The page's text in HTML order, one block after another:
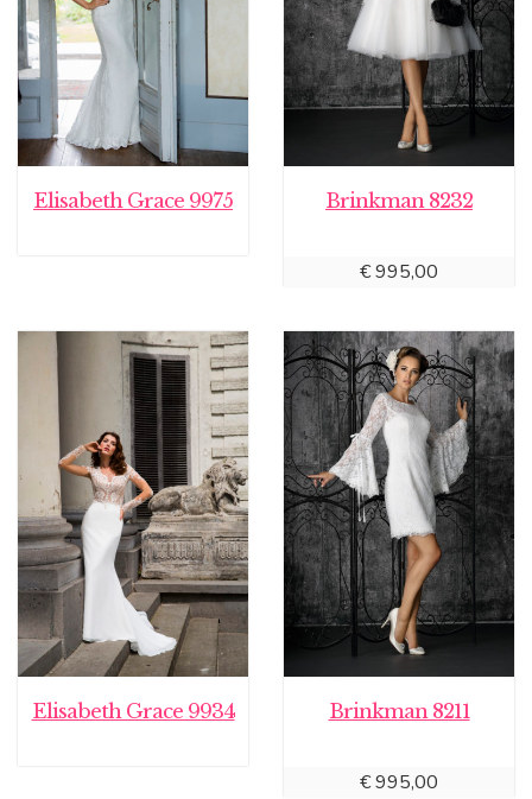
Elisabeth Grace 9975 Brinkman 8232
€995,00
Elisabeth Grace 9934 Brinkman 8211
€995,00